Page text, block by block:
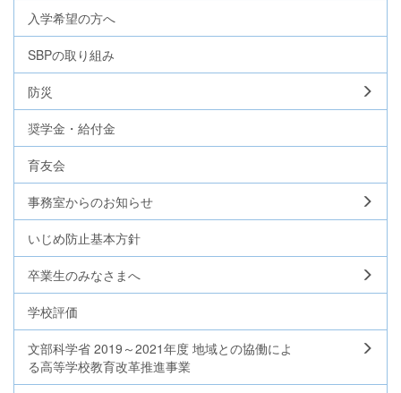
入学希望の方へ
SBPの取り組み
防災
奨学金・給付金
育友会
事務室からのお知らせ
いじめ防止基本方針
卒業生のみなさまへ
学校評価
文部科学省 2019～2021年度 地域との協働によ
る高等学校教育改革推進事業